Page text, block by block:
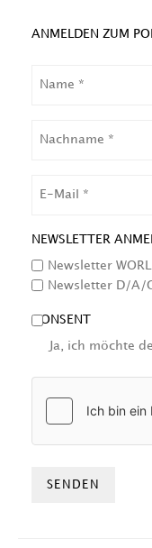
ANMELDEN ZUM
NEWSLETTER
Newsletter
Newsletter D/A/
CONSENT
Ja, ich möchte